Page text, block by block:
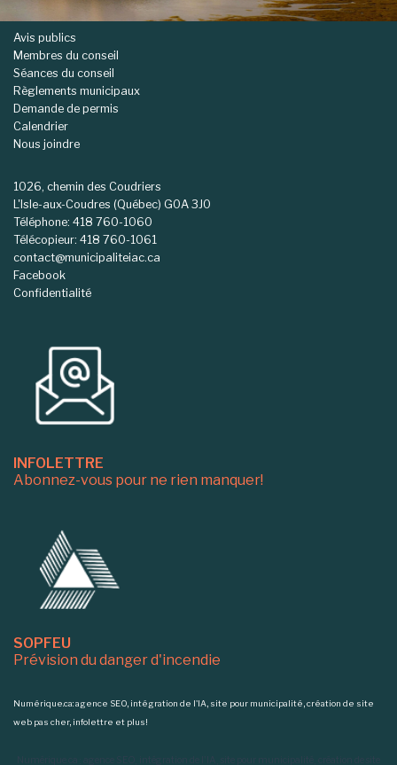
Avis publics
Membres du conseil
Séances du conseil
Règlements municipaux
Demande de permis
Calendrier
Nous joindre
1026, chemin des Coudriers
L'Isle-aux-Coudres (Québec) G0A 3J0
Téléphone: 418 760-1060
Télécopieur: 418 760-1061
contact@municipaliteiac.ca
Facebook
Confidentialité
INFOLETTRE
Abonnez-vous pour ne rien manquer!
SOPFEU
Prévision du danger d'incendie
Numérique.ca: agence SEO, intégration de l'IA, site pour municipalité, création de site
web pas cher, infolettre et plus!